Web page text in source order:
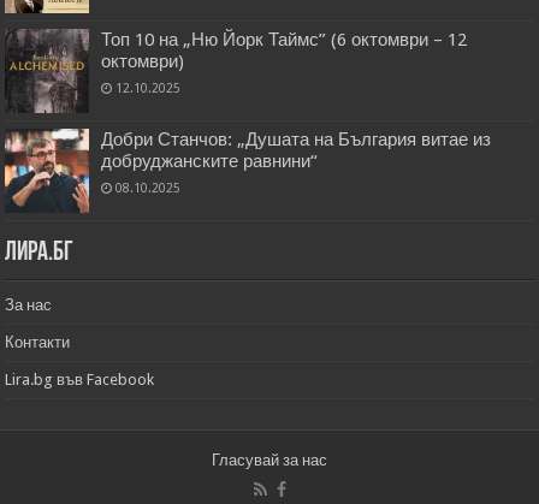
Топ 10 на „Ню Йорк Таймс” (6 октомври – 12
октомври)
12.10.2025
Добри Станчов: „Душата на България витае из
добруджанските равнини“
08.10.2025
Лира.бг
За нас
Контакти
Lira.bg във Facebook
Гласувай за нас